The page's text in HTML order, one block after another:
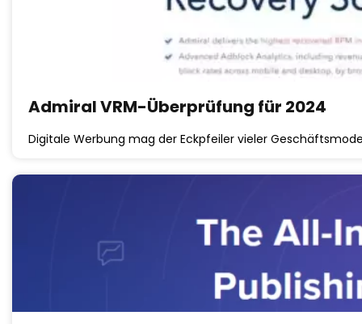
Admiral VRM-Überprüfung für 2024
Digitale Werbung mag der Eckpfeiler vieler